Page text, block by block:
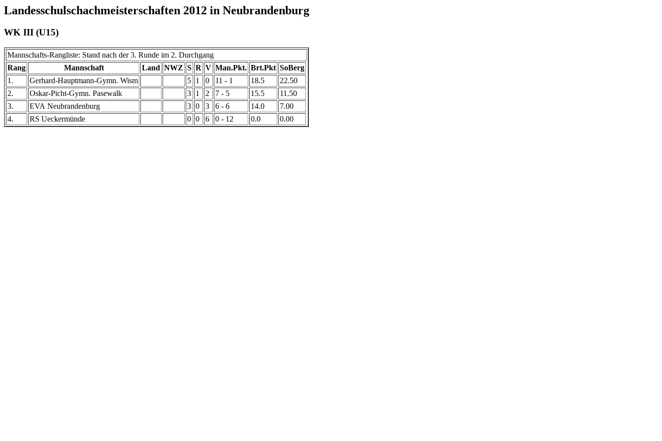
Landesschulschachmeisterschaften 2012 in Neubrandenburg
WK III (U15)
Mannschafts-Rangliste: Stand nach der 3. Runde im 2. Durchgang
Rang
Mannschaft Land NWZ S R V Man.Pkt. Brt.Pkt SoBerg
1.
Gerhard-Hauptmann-Gymn. Wism 5 1 0 11 - 1 18.5
22.50
2.
Oskar-Picht-Gymn. Pasewalk 3 1 2 7 - 5 15.5
11.50
3.
EVA Neubrandenburg 3 0 3 6 - 6 14.0
7.00
4.
RS Ueckermünde 0 0 6 0 - 12 0.0 0.00